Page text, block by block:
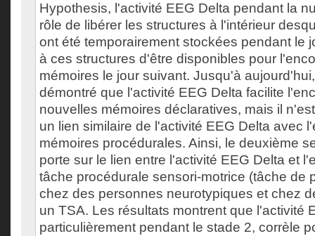
Hypothesis, l'activité EEG Delta pendant la
rôle de libérer les structures à l'intérieur
ont été temporairement stockées pendant le
à ces structures d'être disponibles pour
mémoires le jour suivant. Jusqu'à
démontré que l'activité EEG Delta facilite
nouvelles mémoires déclaratives, mais il
un lien similaire de l'activité EEG Delta avec
mémoires procédurales. Ainsi, le deuxième
porte sur le lien entre l'activité EEG Delta et
tâche procédurale sensori-motrice (tâche de
chez des personnes neurotypiques et chez
un TSA. Les résultats montrent que l'activité
particulièrement pendant le stade 2, corrèle